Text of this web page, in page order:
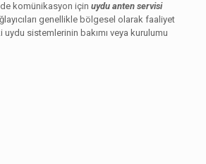
komünikasyon için uydu anten servisi
genellikle bölgesel olarak faaliyet
sistemlerinin bakımı veya kurulumu